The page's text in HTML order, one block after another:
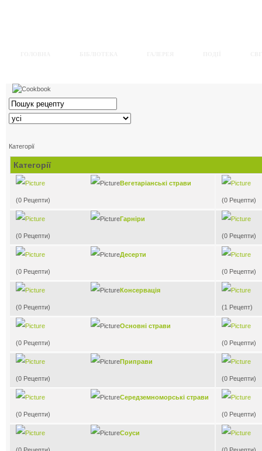
Категорії
Категорії
Вегетаріанські страви
(0 Рецепти) (0 Рецепти)
Гарніри
(0 Рецепти) (0 Рецепти)
Десерти
(0 Рецепти) (0 Рецепти)
Консервація
(0 Рецепти) (1 Рецепт)
Основні страви
(0 Рецепти) (0 Рецепти)
Приправи
(0 Рецепти) (0 Рецепти)
Середземноморські страви
(0 Рецепти) (0 Рецепти)
Соуси
(0 Рецепти) (0 Рецепти)